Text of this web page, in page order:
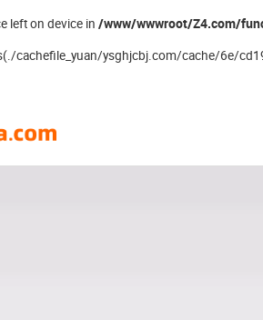
left on device in /www/wwwroot/Z4.com/
cachefile_yuan/ysghjcbj.com/cache/6e/